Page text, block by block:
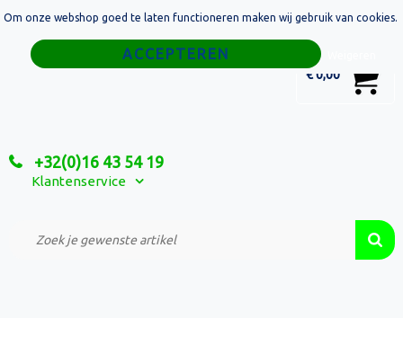
€ 0,00
+32(0)16 43 54 19
Klantenservice
Home
Relatiegeschenken
Custom Made Projecten
Om onze webshop goed te laten functioneren maken wij gebruik van cookies.